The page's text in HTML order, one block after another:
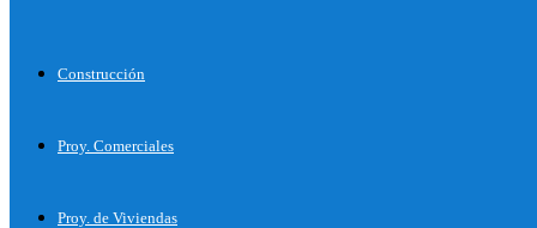
Construcción
Proy. Comerciales
Proy. de Viviendas